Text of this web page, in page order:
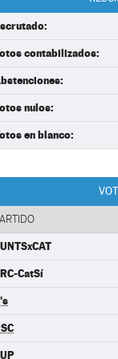
contabilizados:
nulos:
en blanco:
CatSí